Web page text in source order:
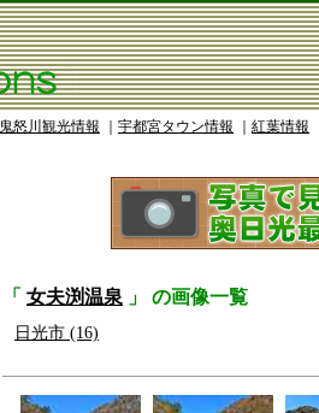
鬼怒川観光情報 宇都宮タウン情報 紅葉情報
「 女夫渕温泉 」 の画像一覧
日光市 (16)